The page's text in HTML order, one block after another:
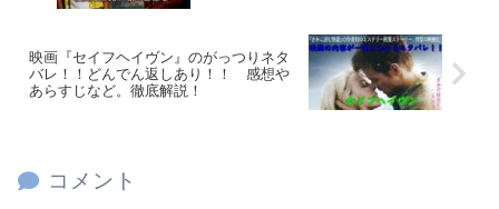
映画『セイフヘイヴン』のがっつりネタ
バレ！！どんでん返しあり！！ 感想や
あらすじなど。徹底解説！
コメント